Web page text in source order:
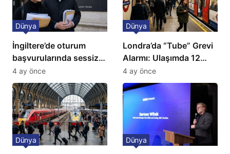
İngiltere’de oturum
başvurularında sessiz
kriz: Büyükelçilikten
açıklama!
Dünya
4 ay önce
Londra’da “Tube” Grevi
Alarmı: Ulaşımda 12
Günlük Kaos Kapıda
Dünya
4 ay önce
Dünya Dünya